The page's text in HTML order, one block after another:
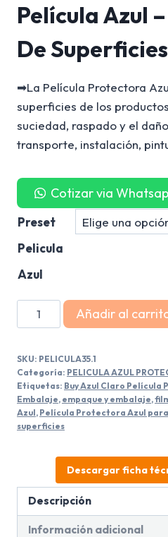
Película Azul
De Superficies
➡La Película Protectora
superficies de los
suciedad, raspado y el
transporte, instalación,
Cotizar via
Preset
Pelicula
Azul
Película
Azul
Protector
De
Superficies
cantidad
Añadir al
SKU: PELICULA35.1
Categoría: PELICULA AZUL
Etiquetas: Buy Azul Claro
Embalaje, empaque y embalaje,
Azul, Película Protectora Azul
superficies
Descargar ficha
Descripción
Información adicional